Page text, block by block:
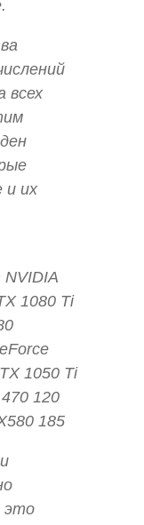
всех
и их
1080 Ti
1050 Ti
120
185
это